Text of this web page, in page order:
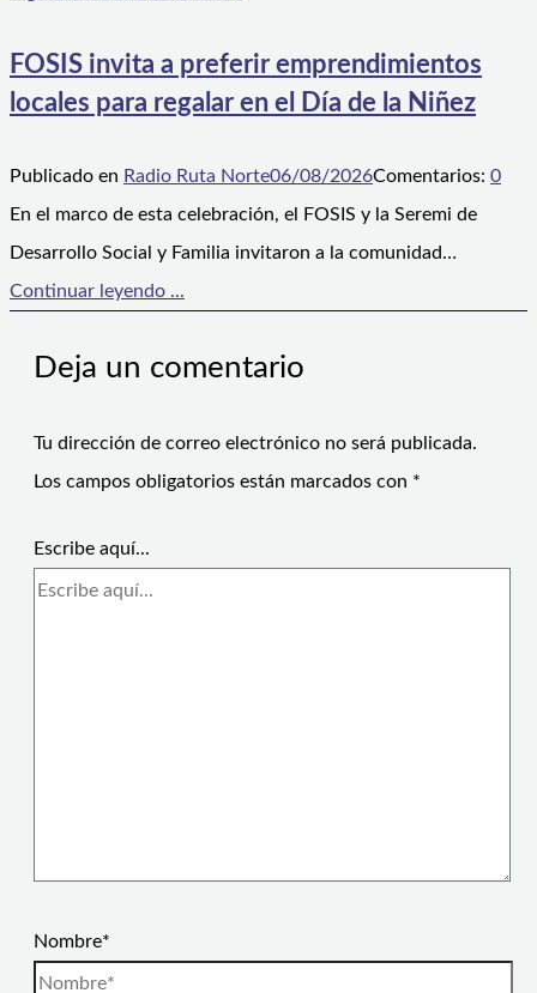
FOSIS invita a preferir emprendimientos
locales para regalar en el Día de la Niñez
Publicado en Radio Ruta Norte06/08/2026Comentarios: 0
En el marco de esta celebración, el FOSIS y la Seremi de
Desarrollo Social y Familia invitaron a la comunidad…
Continuar leyendo ...
Deja un comentario
Tu dirección de correo electrónico no será publicada.
Los campos obligatorios están marcados con *
Escribe aquí...
Nombre*